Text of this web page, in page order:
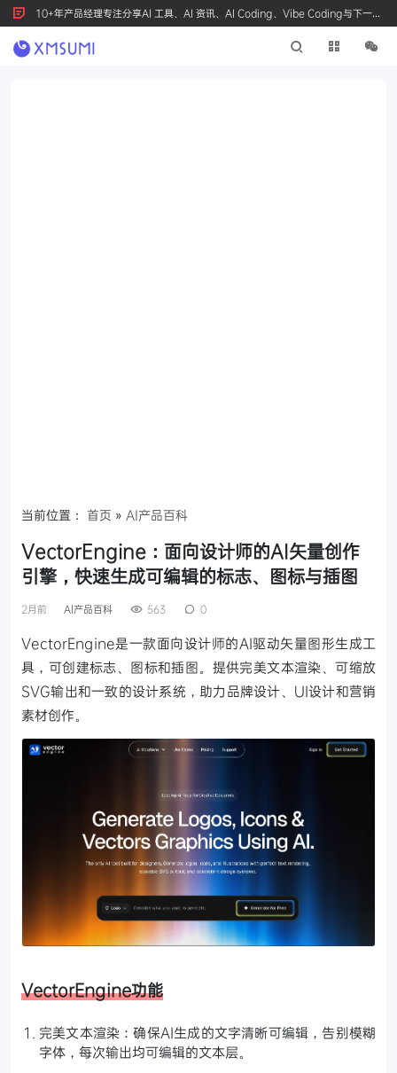
10+年产品经理专注分享AI 工具、AI 资讯、AI Coding、Vibe Coding与下一代
产品创新，按 Ctrl+D 收藏我们
当前位置： 首页 » AI产品百科
VectorEngine：面向设计师的AI矢量创作
引擎，快速生成可编辑的标志、图标与插图
2月前 AI产品百科 563 0
VectorEngine是一款面向设计师的AI驱动矢量图形生成工
具，可创建标志、图标和插图。提供完美文本渲染、可缩放
SVG输出和一致的设计系统，助力品牌设计、UI设计和营销
素材创作。
VectorEngine功能
完美文本渲染：确保AI生成的文字清晰可编辑，告别模糊
字体，每次输出均可编辑的文本层。